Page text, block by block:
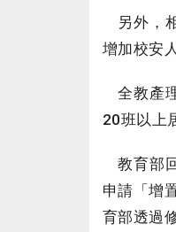
另外，
增加校安
全教產
20班以上
教育部
申請「增
育部透過